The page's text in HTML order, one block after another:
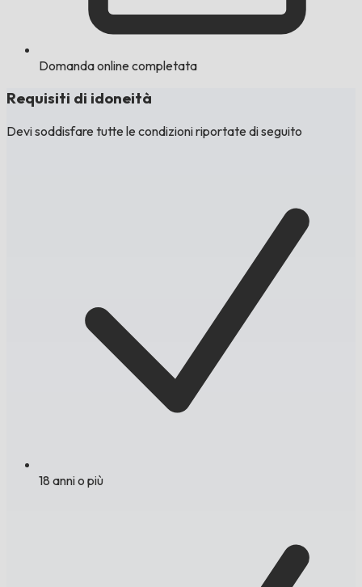
Domanda online completata
Requisiti di idoneità
Devi soddisfare tutte le condizioni riportate di seguito
18 anni o più